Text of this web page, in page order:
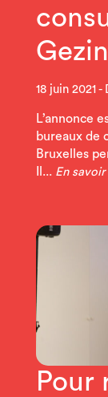
Gezin
18 juin 2021
L’annonce
bureaux de
Bruxelles
Il... En
Pour